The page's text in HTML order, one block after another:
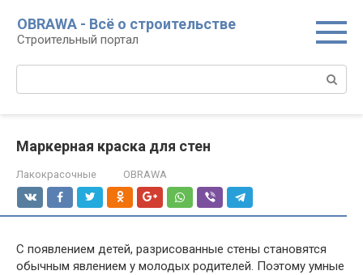
контенту
OBRAWA - Всё о строительстве
Строительный портал
Маркерная краска для стен
Лакокрасочные OBRAWA
С появлением детей, разрисованные стены становятся
обычным явлением у молодых родителей. Поэтому умные